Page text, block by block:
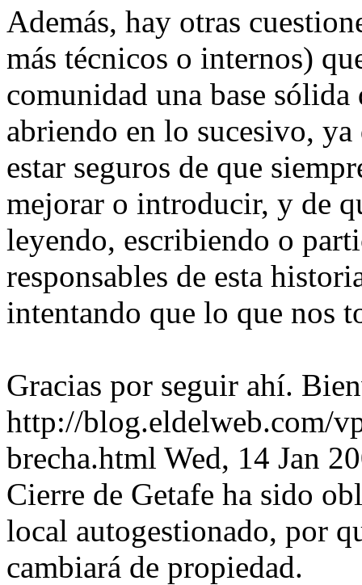
Además, hay otras
más técnicos o internos)
comunidad una base
abriendo en lo sucesivo,
estar seguros de que
mejorar o introducir, y de
leyendo, escribiendo o
responsables de esta
intentando que lo que nos
Gracias por seguir ahí.
http://blog.eldelweb.com/
brecha.html Wed, 14 Jan
Cierre de Getafe ha sido
local autogestionado, por
cambiará de propiedad.